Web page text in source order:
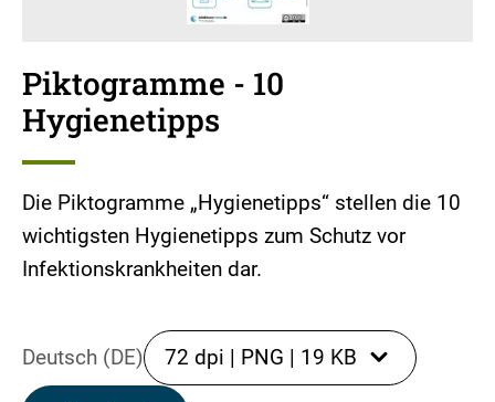
Piktogramme - 10
Hygienetipps
Die Piktogramme „Hygienetipps“ stellen die 10
wichtigsten Hygienetipps zum Schutz vor
Infektionskrankheiten dar.
Deutsch (DE) 72 dpi | PNG | 19 KB